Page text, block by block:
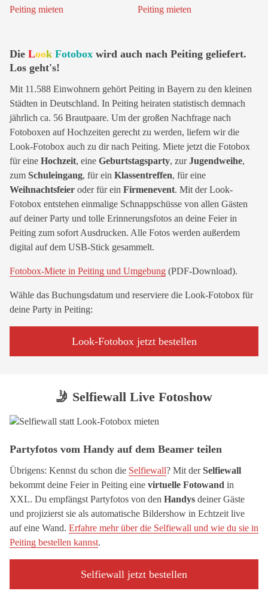
Die Look Fotobox wird auch nach Peiting geliefert.
Los geht's!
Mit 11.588 Einwohnern gehört Peiting in Bayern zu den kleinen
Städten in Deutschland. In Peiting heiraten statistisch demnach
jährlich ca. 56 Brautpaare. Um der großen Nachfrage nach
Fotoboxen auf Hochzeiten gerecht zu werden, liefern wir die
Look-Fotobox auch zu dir nach Peiting. Miete jetzt die Fotobox
für eine Hochzeit, eine Geburtstagsparty, zurJugendweihe,
zum Schuleingang, für ein Klassentreffen, für eine
Weihnachtsfeier oder für ein Firmenevent. Mit der Look-
Fotobox entstehen einmalige Schnappschüsse von allen Gästen
auf deiner Party und tolle Erinnerungsfotos an deine Feier in
Peiting zum sofort Ausdrucken. Alle Fotos werden außerdem
digital auf dem USB-Stick gesammelt.
Fotobox-Miete in Peiting und Umgebung (PDF-Download).
Wähle das Buchungsdatum und reserviere die Look-Fotobox für
deine Party in Peiting:
Look-Fotobox jetzt bestellen
🤳 Selfiewall Live Fotoshow
Partyfotos vom Handy auf dem Beamer teilen
Übrigens: Kennst du schon die Selfiewall? Mit derSelfiewall
bekommt deine Feier in Peiting eine virtuelle Fotowand in
XXL. Du empfängst Partyfotos von den Handys deiner Gäste
und projizierst sie als automatische Bildershow in Echtzeit live
auf eine Wand. Erfahre mehr über die Selfiewall und wie du sie in
Peiting bestellen kannst.
Selfiewall jetzt bestellen